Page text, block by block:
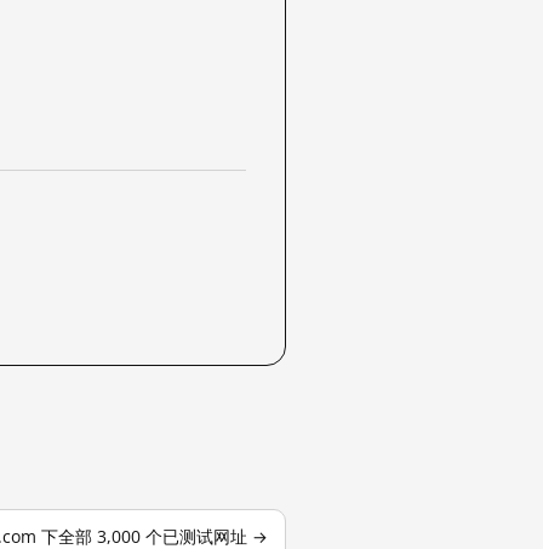
下全部 3,000 个已测试网址 →